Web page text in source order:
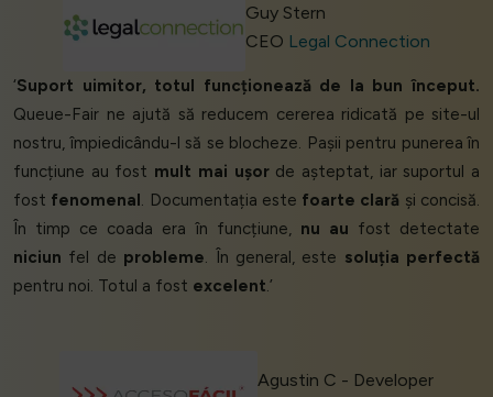
Guy Stern
CEO Legal Connection
‘Suport uimitor, totul funcționează de la bun început.
Queue-Fair ne ajută să reducem cererea ridicată pe site-ul
nostru, împiedicându-l să se blocheze. Pașii pentru punerea în
funcțiune au fost mult mai ușorde așteptat, iar suportul a
fost fenomenal . Documentația este foarte clară și concisă.
În timp ce coada era în funcțiune, nu au fost detectate
niciun fel de probleme . În general, este soluția perfectă
pentru noi. Totul a fost excelent .’
Agustin C - Developer